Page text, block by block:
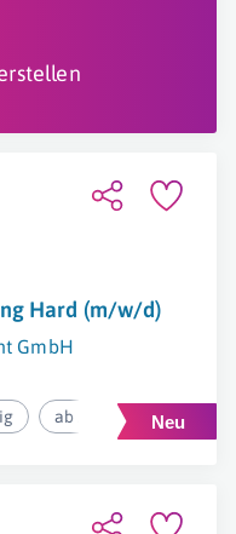
Hard (m/w/d)
GmbH
ab 36.400€ pro Jahr